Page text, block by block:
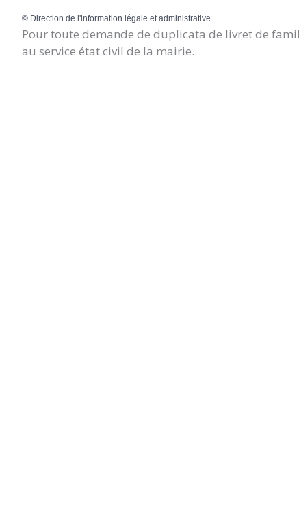
© Direction de l'information légale et administrative
Pour toute demande de duplicata de livret de
au service état civil de la mairie.